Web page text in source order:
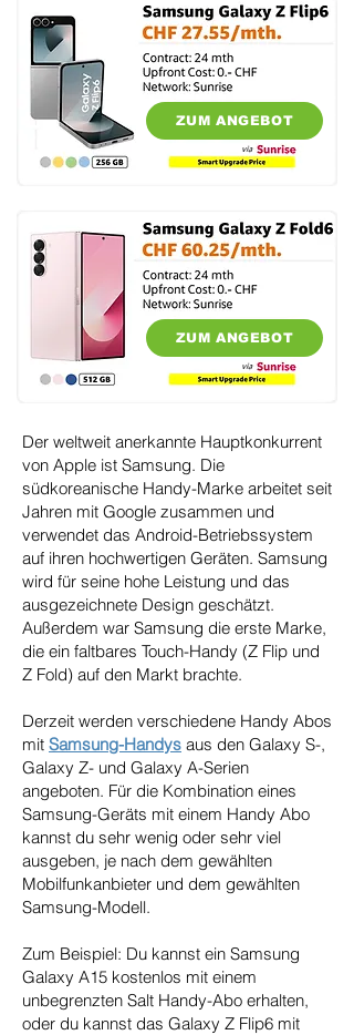
ZUM ANGEBOT
ZUM ANGEBOT
Der weltweit anerkannte Hauptkonkurrent
von Apple ist Samsung. Die
südkoreanische Handy-Marke arbeitet seit
Jahren mit Google zusammen und
verwendet das Android-Betriebssystem
auf ihren hochwertigen Geräten. Samsung
wird für seine hohe Leistung und das
ausgezeichnete Design geschätzt.
Außerdem war Samsung die erste Marke,
die ein faltbares Touch-Handy (Z Flip und
Z Fold) auf den Markt brachte.
Derzeit werden verschiedene Handy Abos
mit Samsung-Handys aus den Galaxy S-,
Galaxy Z- und Galaxy A-Serien
angeboten. Für die Kombination eines
Samsung-Geräts mit einem Handy Abo
kannst du sehr wenig oder sehr viel
ausgeben, je nach dem gewählten
Mobilfunkanbieter und dem gewählten
Samsung-Modell.
Zum Beispiel: Du kannst ein Samsung
Galaxy A15 kostenlos mit einem
unbegrenzten Salt Handy-Abo erhalten,
oder du kannst das Galaxy Z Flip6 mit